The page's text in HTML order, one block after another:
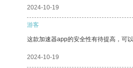
2024-10-19
游客
这款加速器app的安全性有待提高，可
2024-10-19